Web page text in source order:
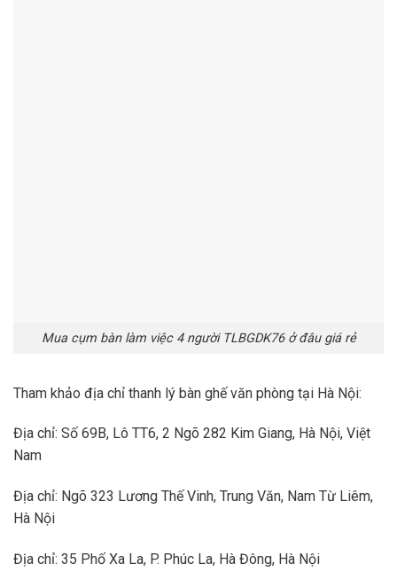
Mua cụm bàn làm việc 4 người TLBGDK76 ở đâu giá rẻ
Tham khảo địa chỉ thanh lý bàn ghế văn phòng tại Hà Nội:
Địa chỉ: Số 69B, Lô TT6, 2 Ngõ 282 Kim Giang, Hà Nội, Việt
Nam
Địa chỉ: Ngõ 323 Lương Thế Vinh, Trung Văn, Nam Từ Liêm,
Hà Nội
Địa chỉ: 35 Phố Xa La, P. Phúc La, Hà Đông, Hà Nội